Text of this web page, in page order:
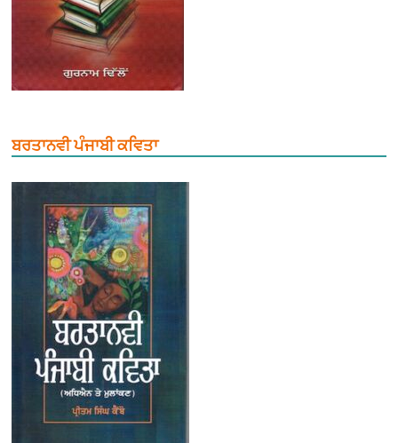
ਬਰਤਾਨਵੀ ਪੰਜਾਬੀ ਕਵਿਤਾ